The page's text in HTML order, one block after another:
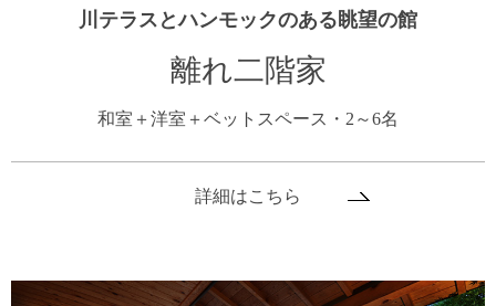
川テラスとハンモックのある眺望の館
離れ二階家
和室＋洋室＋ベットスペース・2～6名
詳細はこちら